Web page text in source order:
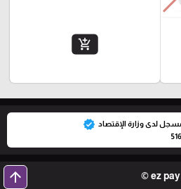
add_shopping_cart
لدى وزارة الإقتصاد verified
ez pay
arrow_upward